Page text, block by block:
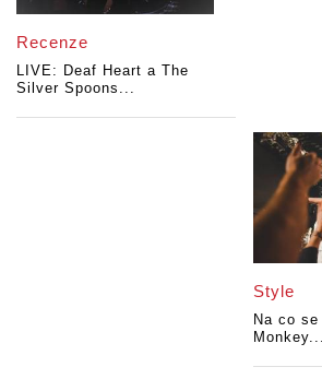
Recenze
LIVE: Deaf Heart a The
Silver Spoons...
Style
Na co
Monkey...